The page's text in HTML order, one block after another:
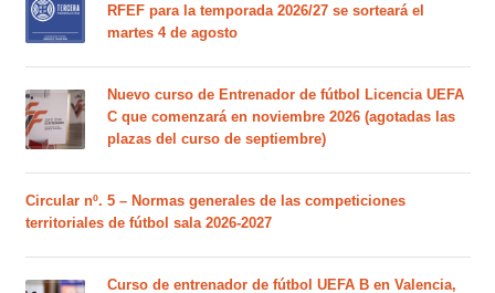
RFEF para la temporada 2026/27 se sorteará el
martes 4 de agosto
Nuevo curso de Entrenador de fútbol Licencia UEFA
C que comenzará en noviembre 2026 (agotadas las
plazas del curso de septiembre)
Circular nº. 5 – Normas generales de las competiciones
territoriales de fútbol sala 2026-2027
Curso de entrenador de fútbol UEFA B en Valencia,